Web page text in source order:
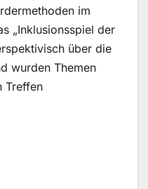
im
„Inklusionsspiel der
über die
wurden Themen
Treffen